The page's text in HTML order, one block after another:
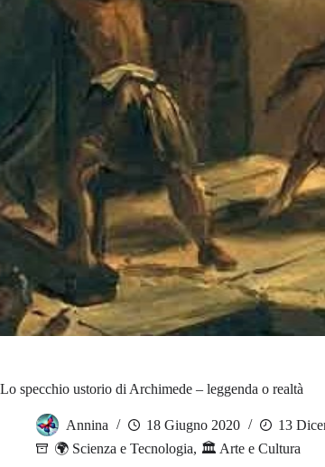
Lo specchio ustorio di Archimede – leggenda o realtà
Annina 18 Giugno 2020
13
🌍 Scienza e Tecnologia, 🏛️ Arte e Cultura